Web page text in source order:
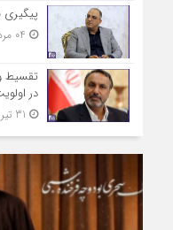
تقسیط
در